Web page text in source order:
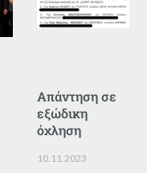
Απάντηση σε
εξώδικη
όχληση
10.11.2023